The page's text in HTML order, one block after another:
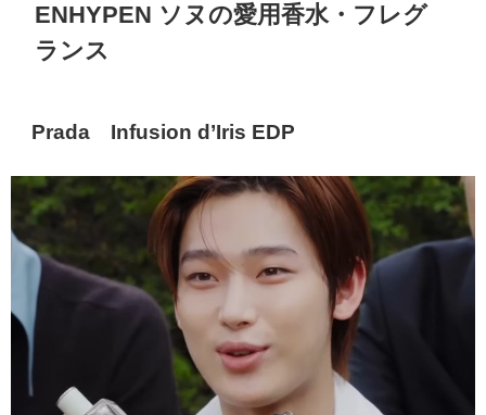
ENHYPEN ソヌの愛用香水・フレグ
ランス
Prada Infusion d’Iris EDP